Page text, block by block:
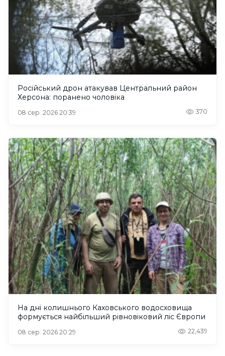
Російський дрон атакував Центральний район
Херсона: поранено чоловіка
08 сер. 2026 20:39 370
На дні колишнього Каховського водосховища
формується найбільший рівновіковий ліс Європи
08 сер. 2026 20:29 22,439